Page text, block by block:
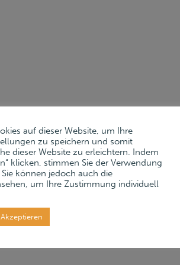
MOBILE
GMBH
auf dieser Website, um Ihre
zu speichern und somit
dieser Website zu erleichtern. Indem
klicken, stimmen Sie der Verwendung
können jedoch auch die
um Ihre Zustimmung individuell
Akzeptieren